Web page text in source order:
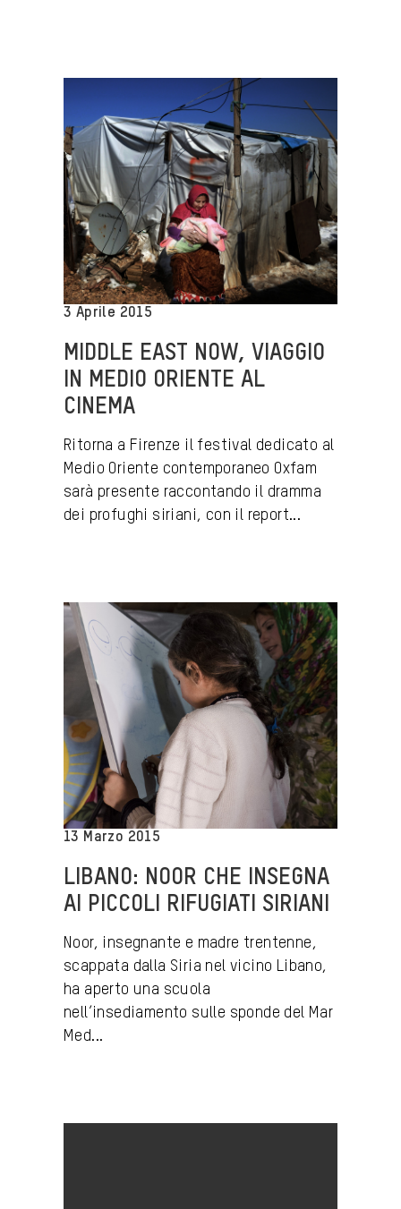
3 Aprile 2015
MIDDLE EAST NOW, VIAGGIO
IN MEDIO ORIENTE AL
CINEMA
Ritorna a Firenze il festival dedicato al
Medio Oriente contemporaneo Oxfam
sarà presente raccontando il dramma
dei profughi siriani, con il report...
13 Marzo 2015
LIBANO: NOOR CHE INSEGNA
AI PICCOLI RIFUGIATI SIRIANI
Noor, insegnante e madre trentenne,
scappata dalla Siria nel vicino Libano,
ha aperto una scuola
nell’insediamento sulle sponde del Mar
Med...